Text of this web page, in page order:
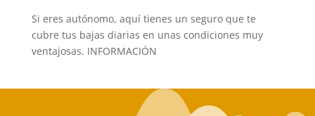
Si eres autónomo, aquí tienes un seguro que te
cubre tus bajas diarias en unas condiciones muy
ventajosas. INFORMACIÓN